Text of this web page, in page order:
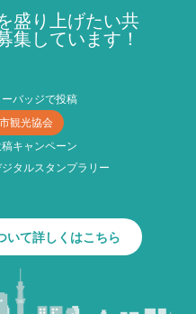
盛り上げたい共
集しています！
バッジで投稿
観光協会
キャンペーン
タルスタンプラリー
いて詳しくはこちら